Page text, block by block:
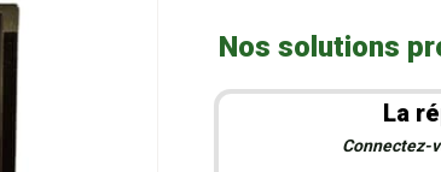
Nos solutions
La
Connectez-